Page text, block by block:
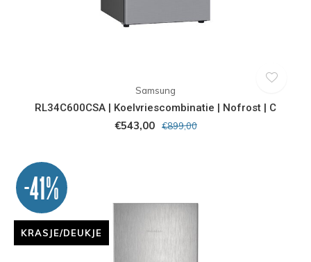
Samsung
RL34C600CSA | Koelvriescombinatie | Nofrost | C
€543,00 €899,00
-41%
KRASJE/DEUKJE